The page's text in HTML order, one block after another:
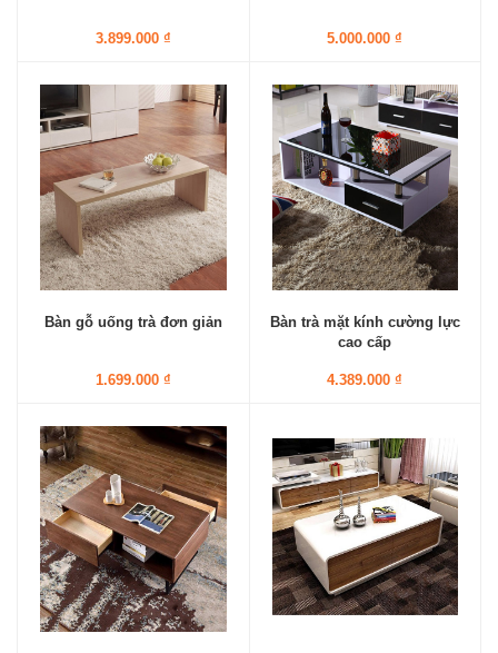
3.899.000 ₫ 5.000.000 ₫
Bàn gỗ uống trà đơn giản
1.699.000 ₫
Bàn trà mặt kính cường lực
cao cấp
4.389.000 ₫